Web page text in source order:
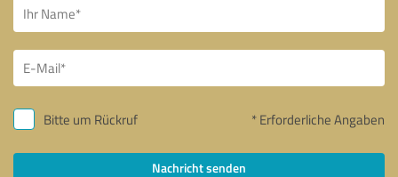
Bitte um Rückruf * Erforderliche Angaben
Nachricht senden